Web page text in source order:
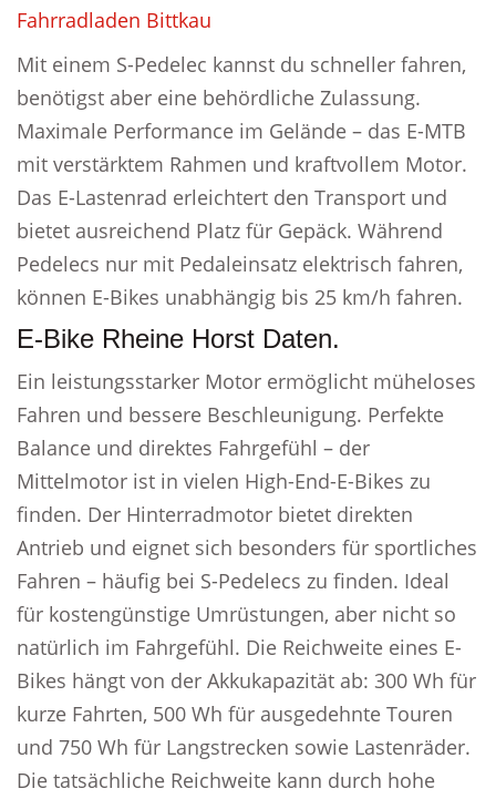
Fahrradladen Bittkau
Mit einem S-Pedelec kannst du schneller fahren,
benötigst aber eine behördliche Zulassung.
Maximale Performance im Gelände – das E-MTB
mit verstärktem Rahmen und kraftvollem Motor.
Das E-Lastenrad erleichtert den Transport und
bietet ausreichend Platz für Gepäck. Während
Pedelecs nur mit Pedaleinsatz elektrisch fahren,
können E-Bikes unabhängig bis 25 km/h fahren.
E-Bike Rheine Horst Daten.
Ein leistungsstarker Motor ermöglicht müheloses
Fahren und bessere Beschleunigung. Perfekte
Balance und direktes Fahrgefühl – der
Mittelmotor ist in vielen High-End-E-Bikes zu
finden. Der Hinterradmotor bietet direkten
Antrieb und eignet sich besonders für sportliches
Fahren – häufig bei S-Pedelecs zu finden. Ideal
für kostengünstige Umrüstungen, aber nicht so
natürlich im Fahrgefühl. Die Reichweite eines E-
Bikes hängt von der Akkukapazität ab: 300 Wh für
kurze Fahrten, 500 Wh für ausgedehnte Touren
und 750 Wh für Langstrecken sowie Lastenräder.
Die tatsächliche Reichweite kann durch hohe